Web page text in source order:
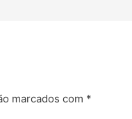
marcados com *